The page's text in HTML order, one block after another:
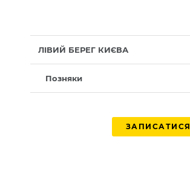
ЛІВИЙ БЕРЕГ КИЄВА
Позняки
ЗАПИСАТИСЯ